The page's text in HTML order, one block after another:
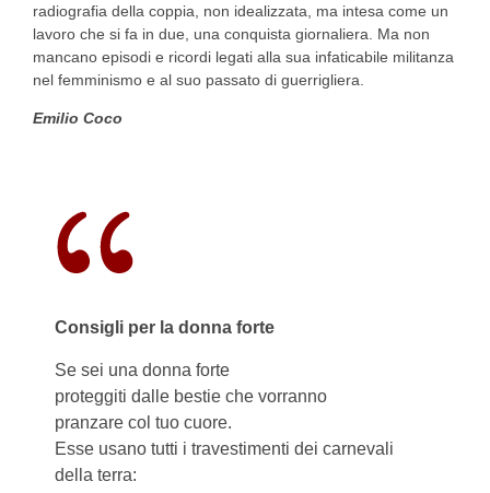
radiografia della coppia, non idealizzata, ma intesa come un
lavoro che si fa in due, una conquista giornaliera. Ma non
mancano episodi e ricordi legati alla sua infaticabile militanza
nel femminismo e al suo passato di guerrigliera.
Emilio Coco
Consigli per la donna forte
Se sei una donna forte
proteggiti dalle bestie che vorranno
pranzare col tuo cuore.
Esse usano tutti i travestimenti dei carnevali
della terra: